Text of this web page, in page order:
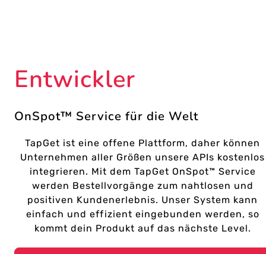
Entwickler
OnSpot™ Service für die Welt
TapGet ist eine offene Plattform, daher können
Unternehmen aller Größen unsere APIs kostenlos
integrieren. Mit dem TapGet OnSpot™ Service
werden Bestellvorgänge zum nahtlosen und
positiven Kundenerlebnis. Unser System kann
einfach und effizient eingebunden werden, so
kommt dein Produkt auf das nächste Level.